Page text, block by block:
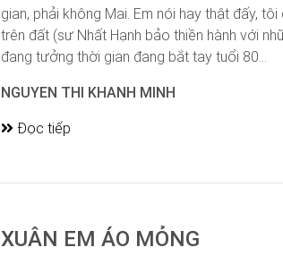
gian, phải không Mai. Em nói hay thật đấy,
trên đất (sư Nhất Hạnh bảo thiền hành với
đang tưởng thời gian đang bắt tay tuổi 80...
NGUYEN THI KHANH MINH
Đọc tiếp
XUÂN EM ÁO MỎNG